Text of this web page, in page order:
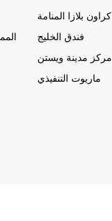
كراون بلازا المنامة
فندق الخليج
مركز مدينة ويستن
ماريوت التنفيذي